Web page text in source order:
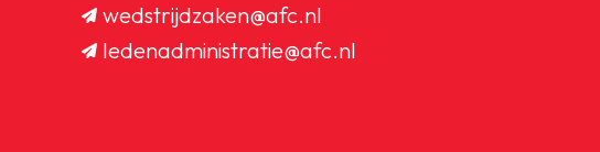
wedstrijdzaken@afc.nl
ledenadministratie@afc.nl